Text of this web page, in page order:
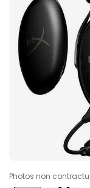
Photos non